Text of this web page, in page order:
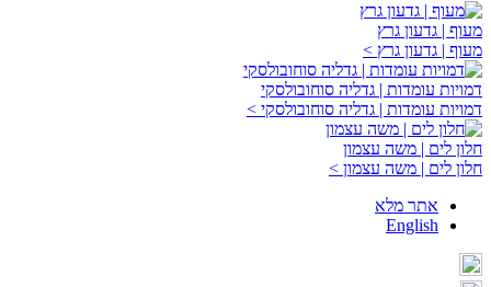
מעוף | גדעון גרץ
מעוף | גדעון גרץ >
דמויות עומדות | גדליה סוחובולסקי
דמויות עומדות | גדליה סוחובולסקי >
חלון לים | משה עצמון
חלון לים | משה עצמון >
אתר מלא
English